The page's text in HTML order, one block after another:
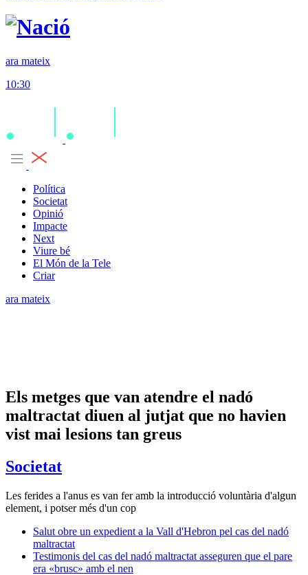
ara mateix
10:30
Política
Societat
Opinió
Impacte
Next
Viure bé
El Món de la Tele
Criar
ara mateix
Els metges que van atendre el nadó
maltractat diuen al jutjat que no havien
vist mai lesions tan greus
Societat
Les ferides a l'anus es van fer amb la introducció voluntària d'algun
element, i potser més d'un cop
Salut obre un expedient a la Vall d'Hebron pel cas del nadó
maltractat
Testimonis del cas del nadó maltractat asseguren que el pare
era «brusc» amb el nen